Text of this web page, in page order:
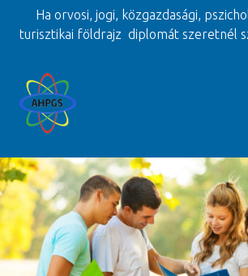
Ha orvosi, jogi, közgazdasági,
turisztikai földrajz diplomát szeretnél